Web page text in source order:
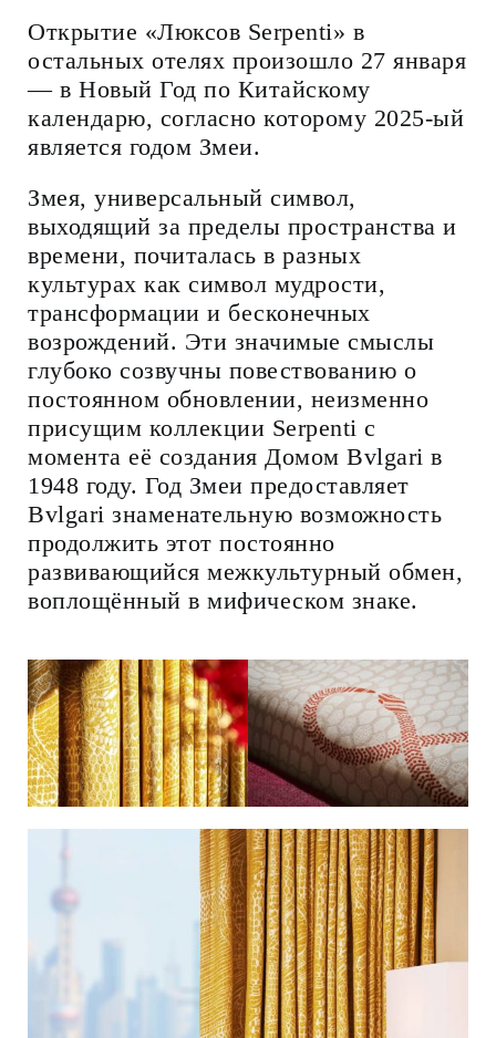
Открытие «Люксов Serpenti» в
остальных отелях произошло 27 января
— в Новый Год по Китайскому
календарю, согласно которому 2025-ый
является годом Змеи.
Змея, универсальный символ,
выходящий за пределы пространства и
времени, почиталась в разных
культурах как символ мудрости,
трансформации и бесконечных
возрождений. Эти значимые смыслы
глубоко созвучны повествованию о
постоянном обновлении, неизменно
присущим коллекции Serpenti с
момента её создания Домом Bvlgari в
1948 году. Год Змеи предоставляет
Bvlgari знаменательную возможность
продолжить этот постоянно
развивающийся межкультурный обмен,
воплощённый в мифическом знаке.